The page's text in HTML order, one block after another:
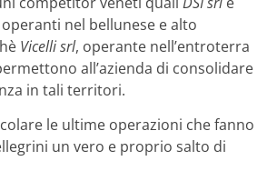
nel bellunese e alto
Vicelli srl, operante nell’entroterra
all’azienda di consolidare
in tali territori.
le ultime operazioni che fanno
un vero e proprio salto di